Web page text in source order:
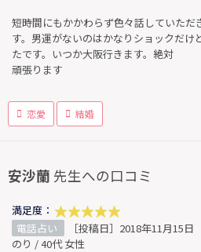
短時間にもかかわらず色々話していただ
す。男運がないのはかなりショックだけ
たです。いつか大阪行きます。絶対
頑張ります
恋愛 結婚
安沙蘭 先生への口コミ
満足度：
電話占い
［投稿日］2018年11月15日
のり / 40代 女性